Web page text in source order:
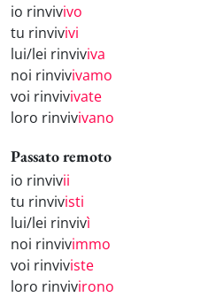
io rinvivivo
tu rinvivivi
lui/lei rinviviva
noi rinvivivamo
voi rinvivivate
loro rinvivivano
Passato remoto
io rinvivii
tu rinvivisti
lui/lei rinvivì
noi rinvivimmo
voi rinviviste
loro rinvivirono